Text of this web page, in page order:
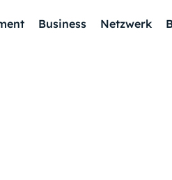
Business Netzwerk